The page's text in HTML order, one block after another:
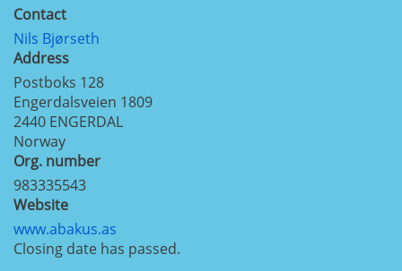
Contact
Nils Bjørseth
Address
Postboks 128
Engerdalsveien 1809
2440 ENGERDAL
Norway
Org. number
983335543
Website
www.abakus.as
Closing date has passed.